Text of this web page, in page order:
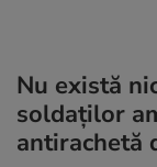
Nu există
soldaților
antirachetă